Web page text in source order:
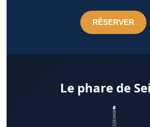
RÉSERVER
Le phare de